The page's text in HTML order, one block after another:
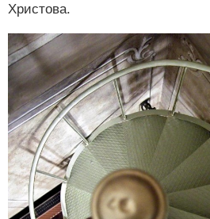
Христова.